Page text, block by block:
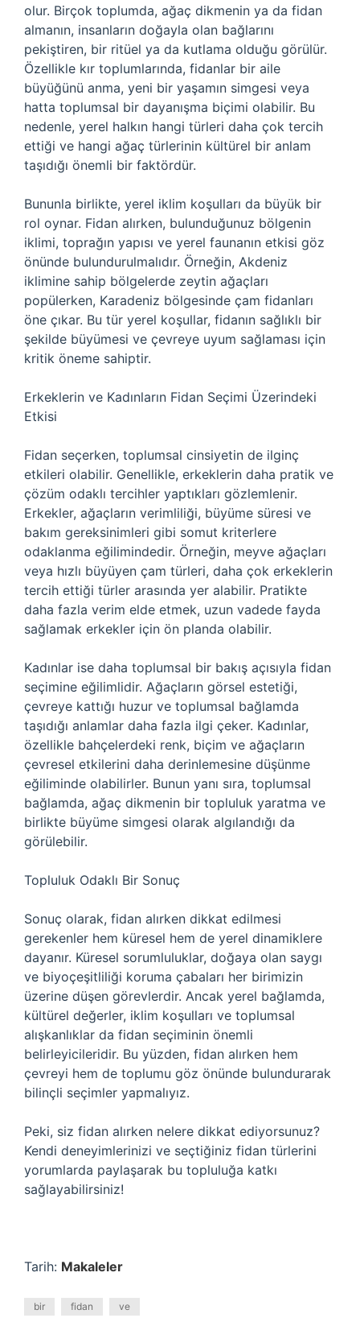
olur. Birçok toplumda, ağaç dikmenin ya da fidan
almanın, insanların doğayla olan bağlarını
pekiştiren, bir ritüel ya da kutlama olduğu görülür.
Özellikle kır toplumlarında, fidanlar bir aile
büyüğünü anma, yeni bir yaşamın simgesi veya
hatta toplumsal bir dayanışma biçimi olabilir. Bu
nedenle, yerel halkın hangi türleri daha çok tercih
ettiği ve hangi ağaç türlerinin kültürel bir anlam
taşıdığı önemli bir faktördür.
Bununla birlikte, yerel iklim koşulları da büyük bir
rol oynar. Fidan alırken, bulunduğunuz bölgenin
iklimi, toprağın yapısı ve yerel faunanın etkisi göz
önünde bulundurulmalıdır. Örneğin, Akdeniz
iklimine sahip bölgelerde zeytin ağaçları
popülerken, Karadeniz bölgesinde çam fidanları
öne çıkar. Bu tür yerel koşullar, fidanın sağlıklı bir
şekilde büyümesi ve çevreye uyum sağlaması için
kritik öneme sahiptir.
Erkeklerin ve Kadınların Fidan Seçimi Üzerindeki
Etkisi
Fidan seçerken, toplumsal cinsiyetin de ilginç
etkileri olabilir. Genellikle, erkeklerin daha pratik ve
çözüm odaklı tercihler yaptıkları gözlemlenir.
Erkekler, ağaçların verimliliği, büyüme süresi ve
bakım gereksinimleri gibi somut kriterlere
odaklanma eğilimindedir. Örneğin, meyve ağaçları
veya hızlı büyüyen çam türleri, daha çok erkeklerin
tercih ettiği türler arasında yer alabilir. Pratikte
daha fazla verim elde etmek, uzun vadede fayda
sağlamak erkekler için ön planda olabilir.
Kadınlar ise daha toplumsal bir bakış açısıyla fidan
seçimine eğilimlidir. Ağaçların görsel estetiği,
çevreye kattığı huzur ve toplumsal bağlamda
taşıdığı anlamlar daha fazla ilgi çeker. Kadınlar,
özellikle bahçelerdeki renk, biçim ve ağaçların
çevresel etkilerini daha derinlemesine düşünme
eğiliminde olabilirler. Bunun yanı sıra, toplumsal
bağlamda, ağaç dikmenin bir topluluk yaratma ve
birlikte büyüme simgesi olarak algılandığı da
görülebilir.
Topluluk Odaklı Bir Sonuç
Sonuç olarak, fidan alırken dikkat edilmesi
gerekenler hem küresel hem de yerel dinamiklere
dayanır. Küresel sorumluluklar, doğaya olan saygı
ve biyoçeşitliliği koruma çabaları her birimizin
üzerine düşen görevlerdir. Ancak yerel bağlamda,
kültürel değerler, iklim koşulları ve toplumsal
alışkanlıklar da fidan seçiminin önemli
belirleyicileridir. Bu yüzden, fidan alırken hem
çevreyi hem de toplumu göz önünde bulundurarak
bilinçli seçimler yapmalıyız.
Peki, siz fidan alırken nelere dikkat ediyorsunuz?
Kendi deneyimlerinizi ve seçtiğiniz fidan türlerini
yorumlarda paylaşarak bu topluluğa katkı
sağlayabilirsiniz!
Tarih: Makaleler
bir fidan ve